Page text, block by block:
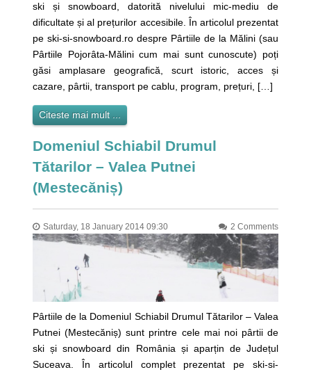
ski și snowboard, datorită nivelului mic-mediu de
dificultate și al prețurilor accesibile. În articolul prezentat
pe ski-si-snowboard.ro despre Pârtiile de la Mălini (sau
Pârtiile Pojorâta-Mălini cum mai sunt cunoscute) poți
găsi amplasare geografică, scurt istoric, acces și
cazare, pârtii, transport pe cablu, program, prețuri, […]
Citeste mai mult ...
Domeniul Schiabil Drumul
Tătarilor – Valea Putnei
(Mestecăniș)
Saturday, 18 January 2014 09:30 2 Comments
Pârtiile de la Domeniul Schiabil Drumul Tătarilor – Valea
Putnei (Mestecăniș) sunt printre cele mai noi pârtii de
ski și snowboard din România și aparțin de Județul
Suceava. În articolul complet prezentat pe ski-si-